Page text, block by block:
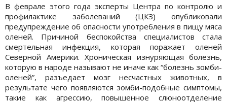
В феврале этого года эксперты Центра по контролю и
профилактике заболеваний (ЦКЗ) опубликовали
предупреждение об опасности употребления в пищу мяса
оленей. Причиной беспокойства специалистов стала
смертельная инфекция, которая поражает оленей
Северной Америки. Хроническая изнуряющая болезнь,
которую в народе называют не иначе как “болезнь зомби-
оленей”, разъедает мозг несчастных животных, в
результате чего появляются зомби-подобные симптомы,
такие как агрессию, повышенное слюноотделение